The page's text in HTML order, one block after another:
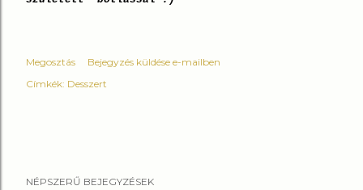
Megosztás
Bejegyzés küldése e-mailben
Címkék: Desszert
NÉPSZERŰ BEJEGYZÉSEK